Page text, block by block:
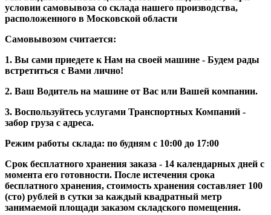
условии самовывоза со склада нашего производства,
расположенного в Московской области
Самовывозом считается:
1. Вы сами приедете к Нам на своей машине - Будем рады
встретиться с Вами лично!
2. Ваш Водитель на машине от Вас или Вашей компании.
3. Воспользуйтесь услугами Транспортных Компаний -
забор груза с адреса.
Режим работы склада: по будням с 10:00 до 17:00
Срок бесплатного хранения заказа - 14 календарных дней с
момента его готовности. После истечения срока
бесплатного хранения, стоимость хранения составляет 100
(сто) рублей в сутки за каждый квадратный метр
занимаемой площади заказом складского помещения.